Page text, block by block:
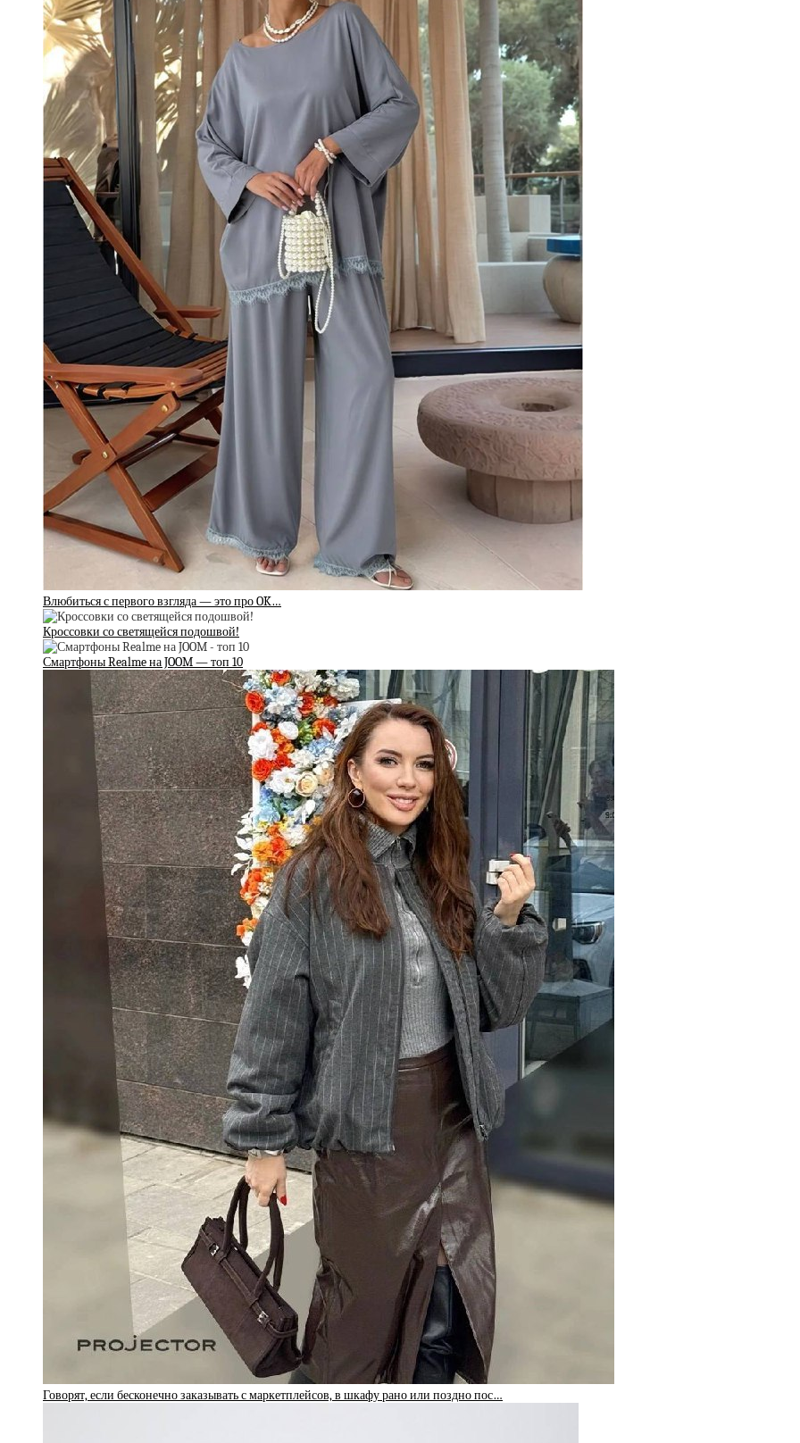
Влюбиться с первого взгляда — это про OK…
Кроссовки со светящейся подошвой!
Смартфоны Realme на JOOM — топ 10
Говорят, если бесконечно заказывать с маркетплейсов, в шкафу рано или поздно пос…